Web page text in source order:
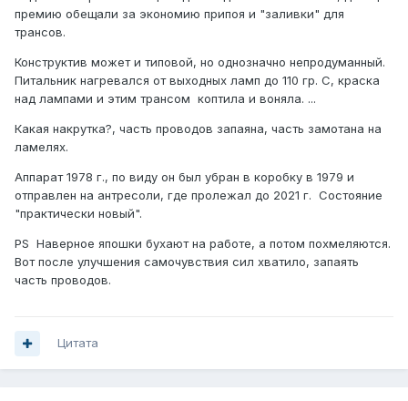
премию обещали за экономию припоя и "заливки" для
трансов.
Конструктив может и типовой, но однозначно непродуманный.
Питальник нагревался от выходных ламп до 110 гр. С, краска
над лампами и этим трансом коптила и воняла. ...
Какая накрутка?, часть проводов запаяна, часть замотана на
ламелях.
Аппарат 1978 г., по виду он был убран в коробку в 1979 и
отправлен на антресоли, где пролежал до 2021 г. Состояние
"практически новый".
PS Наверное япошки бухают на работе, а потом похмеляются.
Вот после улучшения самочувствия сил хватило, запаять
часть проводов.
Цитата